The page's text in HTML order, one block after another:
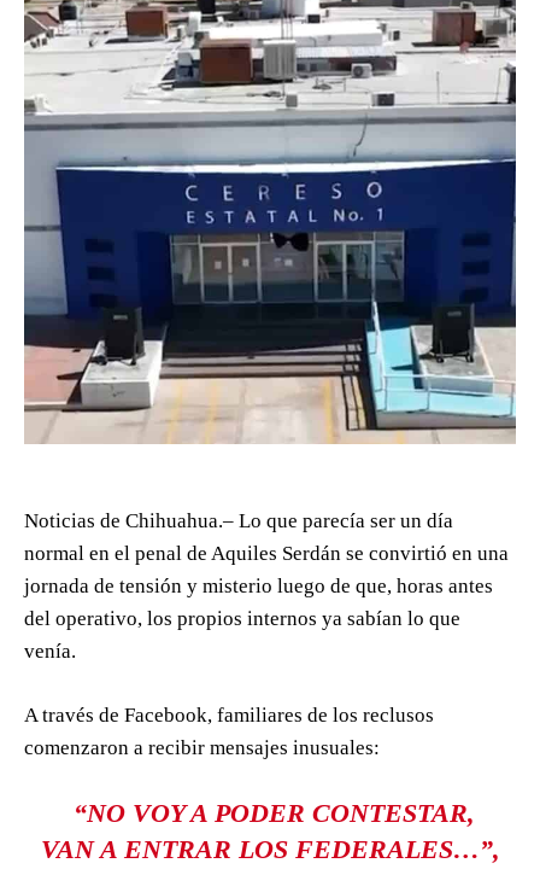
Noticias de Chihuahua.– Lo que parecía ser un día
normal en el penal de Aquiles Serdán se convirtió en una
jornada de tensión y misterio luego de que, horas antes
del operativo, los propios internos ya sabían lo que
venía.
A través de Facebook, familiares de los reclusos
comenzaron a recibir mensajes inusuales:
“NO VOY A PODER CONTESTAR,
VAN A ENTRAR LOS FEDERALES…”,